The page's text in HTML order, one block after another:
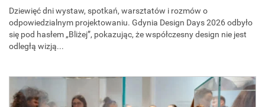
Dziewięć dni wystaw, spotkań, warsztatów i rozmów o
odpowiedzialnym projektowaniu. Gdynia Design Days 2026 odbyło
się pod hasłem „Bliżej”, pokazując, że współczesny design nie jest
odległą wizją...